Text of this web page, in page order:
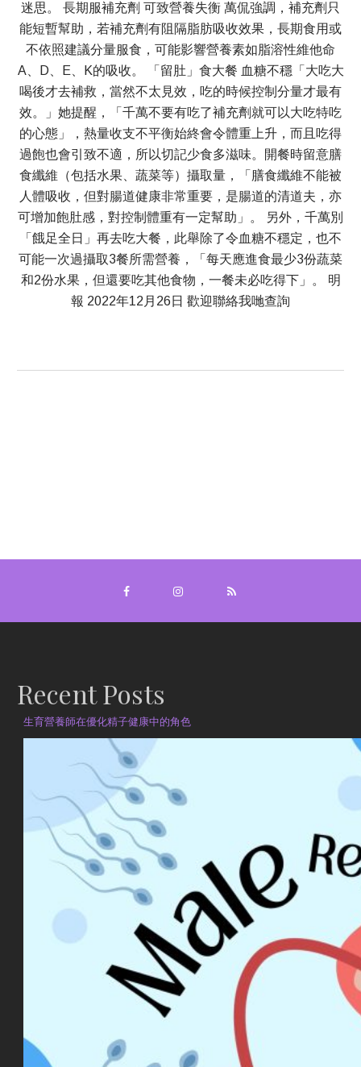
迷思。 長期服補充劑 可致營養失衡 萬侃強調，補充劑只
能短暫幫助，若補充劑有阻隔脂肪吸收效果，長期食用或
不依照建議分量服食，可能影響營養素如脂溶性維他命
A、D、E、K的吸收。 「留肚」食大餐 血糖不穩「大吃大
喝後才去補救，當然不太見效，吃的時候控制分量才最有
效。」她提醒，「千萬不要有吃了補充劑就可以大吃特吃
的心態」，熱量收支不平衡始終會令體重上升，而且吃得
過飽也會引致不適，所以切記少食多滋味。開餐時留意膳
食纖維（包括水果、蔬菜等）攝取量，「膳食纖維不能被
人體吸收，但對腸道健康非常重要，是腸道的清道夫，亦
可增加飽肚感，對控制體重有一定幫助」。 另外，千萬別
「餓足全日」再去吃大餐，此舉除了令血糖不穩定，也不
可能一次過攝取3餐所需營養，「每天應進食最少3份蔬菜
和2份水果，但還要吃其他食物，一餐未必吃得下」。 明
報 2022年12月26日 歡迎聯絡我哋查詢
Recent Posts
生育營養師在優化精子健康中的角色